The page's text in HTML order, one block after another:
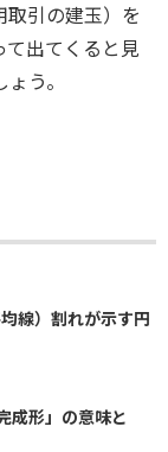
引の建玉）を
出てくると見
う。
線）割れが示す円
成形」の意味と